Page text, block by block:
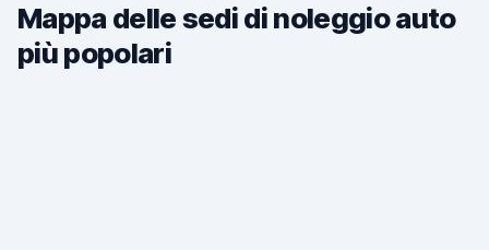
Mappa delle sedi di noleggio auto
più popolari